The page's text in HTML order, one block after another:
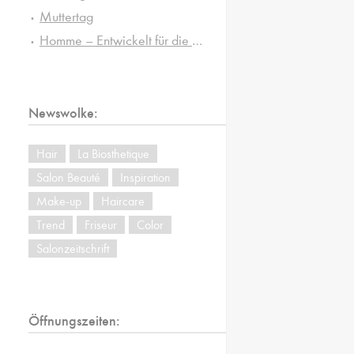
Muttertag
Homme – Entwickelt für die besonderen Ansprüche von Männerhaut und -haar
Newswolke:
Hair
La Biosthetique
Salon Beauté
Inspiration
Make-up
Haircare
Trend
Friseur
Color
Salonzeitschrift
Öffnungszeiten: